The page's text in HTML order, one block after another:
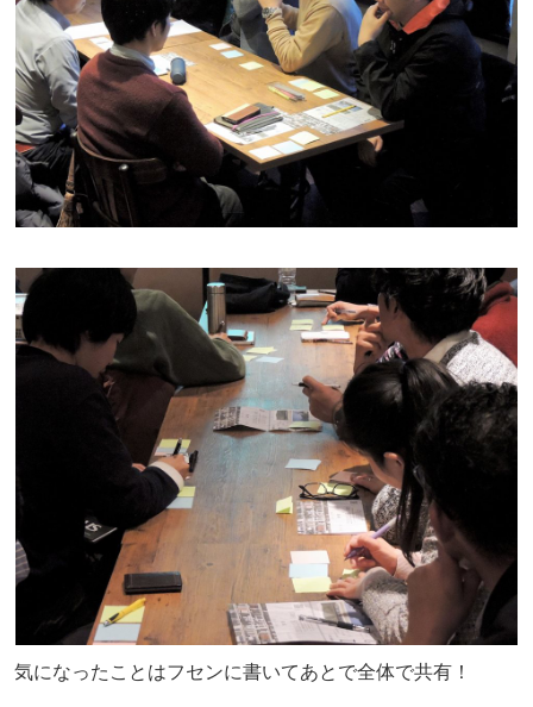
気になったことはフセンに書いてあとで全体で共有！